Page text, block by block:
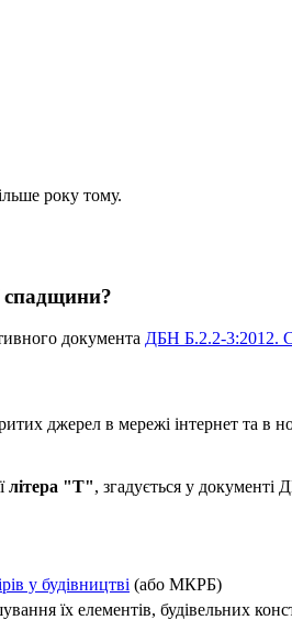
року тому.
спадщини?
документа ДБН Б.2.2-3:2012.
джерел в мережі інтернет та в
літера "Т", згадується у документі
у будівництві (або МКРБ)
їх елементів, будівельних